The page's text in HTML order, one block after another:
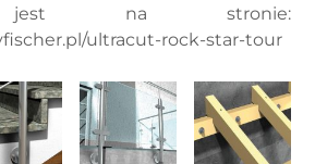
jest na stronie:
ultracut-rock-star-tour